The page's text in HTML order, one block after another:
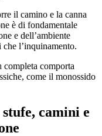
il camino e la canna
è di fondamentale
e dell’ambiente
l’inquinamento.
completa comporta
come il monossido
camini e